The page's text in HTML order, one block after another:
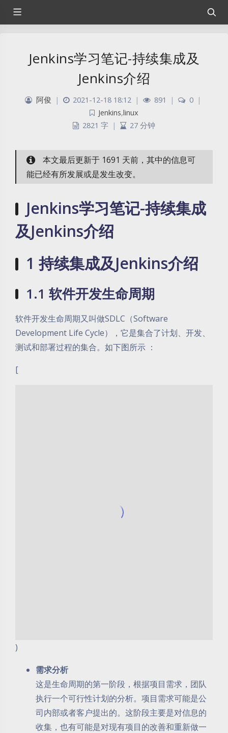
Jenkins学习笔记-持续集成及
Jenkins介绍
阿俊 | 2021-12-18 18:12 | 891 | 0 |
Jenkins,linux
2821 字 | 27 分钟
本文最后更新于 1691 天前，其中的信息可
能已经有所发展或是发生改变。
Jenkins学习笔记-持续集成
及Jenkins介绍
1 持续集成及Jenkins介绍
1.1 软件开发生命周期
软件开发生命周期又叫做SDLC（Software
Development Life Cycle），它是集合了计划、开发、
测试和部署过程的集合。如下图所示 ：
[
)
需求分析
这是生命周期的第一阶段，根据项目需求，团队
执行一个可行性计划的分析。项目需求可能是公
司内部或者客户提出的。这阶段主要是对信息的
收集，也有可能是对现有项目的改善和重新做一